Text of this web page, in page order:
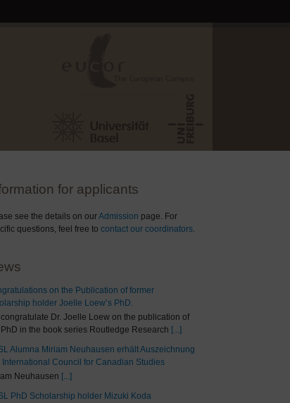
for applicants
see the details on ourAdmission page. For
questions, feel free to contact our coordinators.
on the Publication of former
holder Joelle Loew’s PhD.
Dr. Joelle Loew on the publication of
PhD in the book series Routledge Research [...]
Alumna Miriam Neuhausen erhält Auszeichnung
International Council for Canadian Studies
Neuhausen [...]
PhD Scholarship holder Mizuki Koda